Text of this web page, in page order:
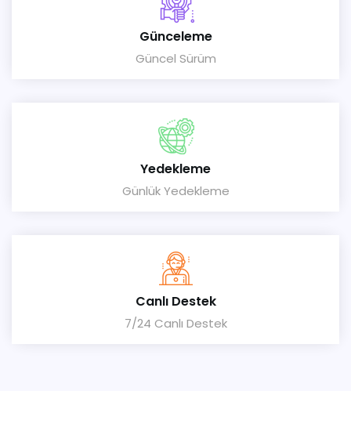
Günceleme
Güncel Sürüm
Yedekleme
Günlük Yedekleme
Canlı Destek
7/24 Canlı Destek